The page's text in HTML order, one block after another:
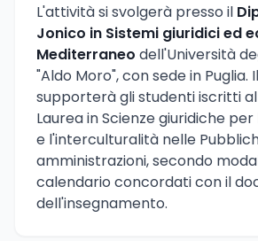
L'attività si svolgerà presso il
Jonico in Sistemi giuridici ed
Mediterraneo dell'Università
"Aldo Moro", con sede in Puglia.
supporterà gli studenti iscritti
Laurea in Scienze giuridiche
e l'interculturalità nelle
amministrazioni, secondo
calendario concordati con il
dell'insegnamento.